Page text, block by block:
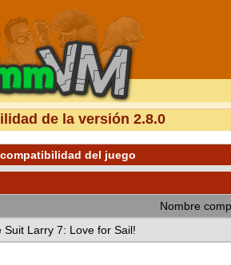
de la versión 2.8.0
del juego
Nombre
Suit Larry 7: Love for Sail!